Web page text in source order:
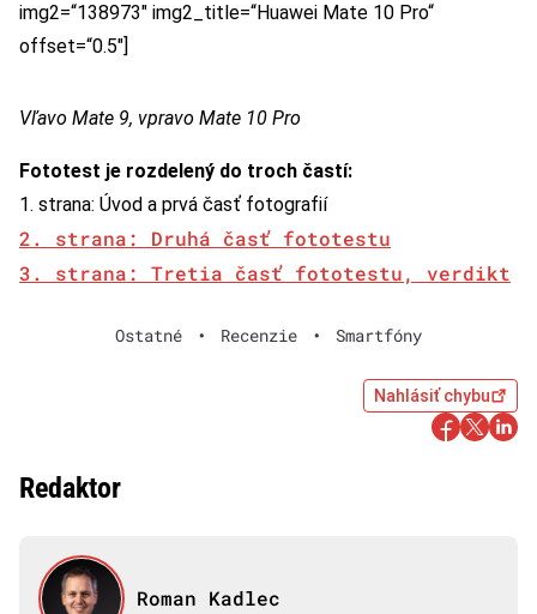
img2=“138973″ img2_title=“Huawei Mate 10 Pro“
offset=“0.5″]
Vľavo Mate 9, vpravo Mate 10 Pro
Fototest je rozdelený do troch častí:
1. strana: Úvod a prvá časť fotografií
2. strana: Druhá časť fototestu
3. strana: Tretia časť fototestu, verdikt
Ostatné • Recenzie • Smartfóny
Nahlásiť chybu
Redaktor
Roman Kadlec